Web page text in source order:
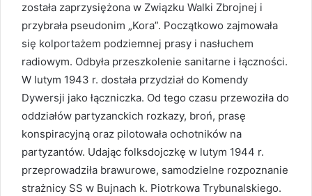
została zaprzysiężona w Związku Walki Zbrojnej i
przybrała pseudonim „Kora”. Początkowo zajmowała
się kolportażem podziemnej prasy i nasłuchem
radiowym. Odbyła przeszkolenie sanitarne i łączności.
W lutym 1943 r. dostała przydział do Komendy
Dywersji jako łączniczka. Od tego czasu przewoziła do
oddziałów partyzanckich rozkazy, broń, prasę
konspiracyjną oraz pilotowała ochotników na
partyzantów. Udając folksdojczkę w lutym 1944 r.
przeprowadziła brawurowe, samodzielne rozpoznanie
strażnicy SS w Bujnach k. Piotrkowa Trybunalskiego.